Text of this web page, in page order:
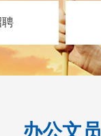
聘
办公文员